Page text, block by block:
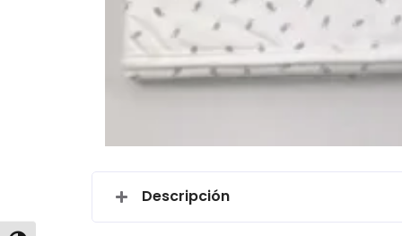
Descripción